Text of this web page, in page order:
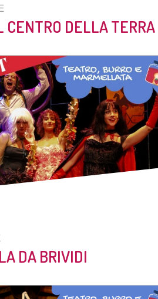
CENTRO DELLA TERRA
DA BRIVIDI